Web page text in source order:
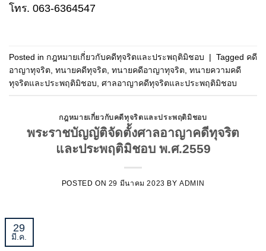
โทร. 063-6364547
Posted in กฎหมายเกี่ยวกับคดีทุจริตและประพฤติมิชอบ | Tagged คดี
อาญาทุจริต ทนายคดีทุจริต ทนายคดีอาญาทุจริต ทนายความคดี
ทุจริตและประพฤติมิชอบ ศาลอาญาคดีทุจริตและประพฤติมิชอบ
กฎหมายเกี่ยวกับคดีทุจริตและประพฤติมิชอบ
พระราชบัญญัติจัดตั้งศาลอาญาคดีทุจริต
และประพฤติมิชอบ พ.ศ.2559
POSTED ON 29 มีนาคม 2023 BYADMIN
29
มี.ค.